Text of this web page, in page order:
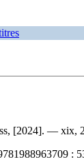
[2024]. — xix,
: